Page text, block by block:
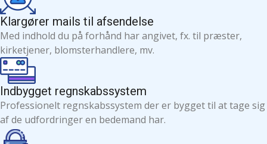
Klargører mails til afsendelse
Med indhold du på forhånd har angivet, fx. til præster,
kirketjener, blomsterhandlere, mv.
Indbygget regnskabssystem
Professionelt regnskabssystem der er bygget til at tage sig
af de udfordringer en bedemand har.